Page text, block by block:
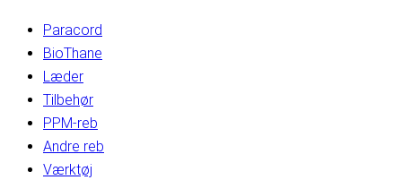
Paracord
BioThane
Læder
Tilbehør
PPM-reb
Andre reb
Værktøj